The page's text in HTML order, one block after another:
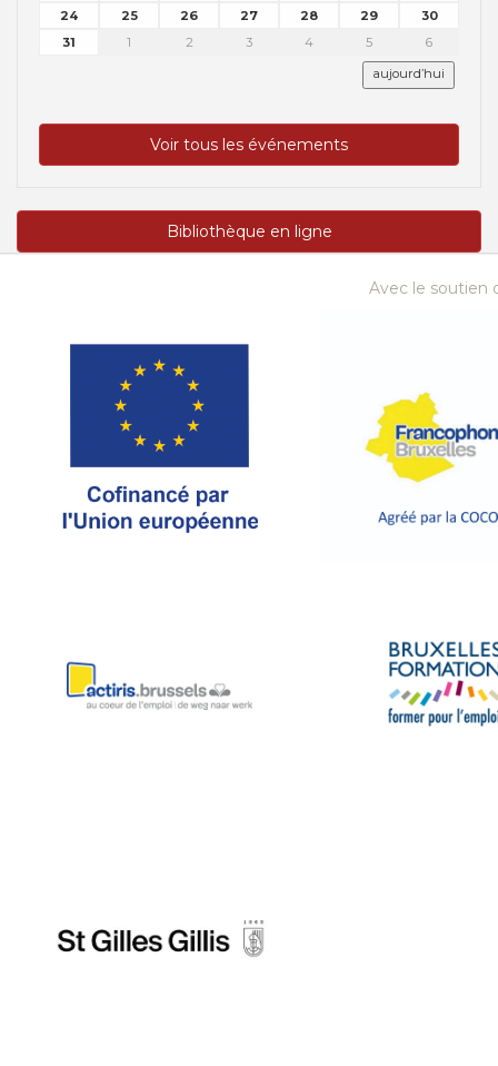
24
25 26 27 28 29
30
31
1 2 3 4 5 6
aujourd’hui
Voir tous les événements
Bibliothèque en ligne
Avec le soutien